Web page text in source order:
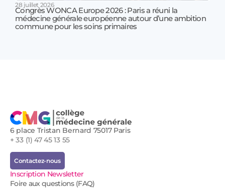
28 juillet 2026
Congrès WONCA Europe 2026 : Paris a réuni la
médecine générale européenne autour d’une ambition
commune pour les soins primaires
6 place Tristan Bernard 75017 Paris
+ 33 (1) 47 45 13 55
Contactez-nous
Inscription Newsletter
Foire aux questions (FAQ)